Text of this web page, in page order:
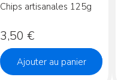
Chips artisanales 125g
Prix
3,50 €
Ajouter au panier